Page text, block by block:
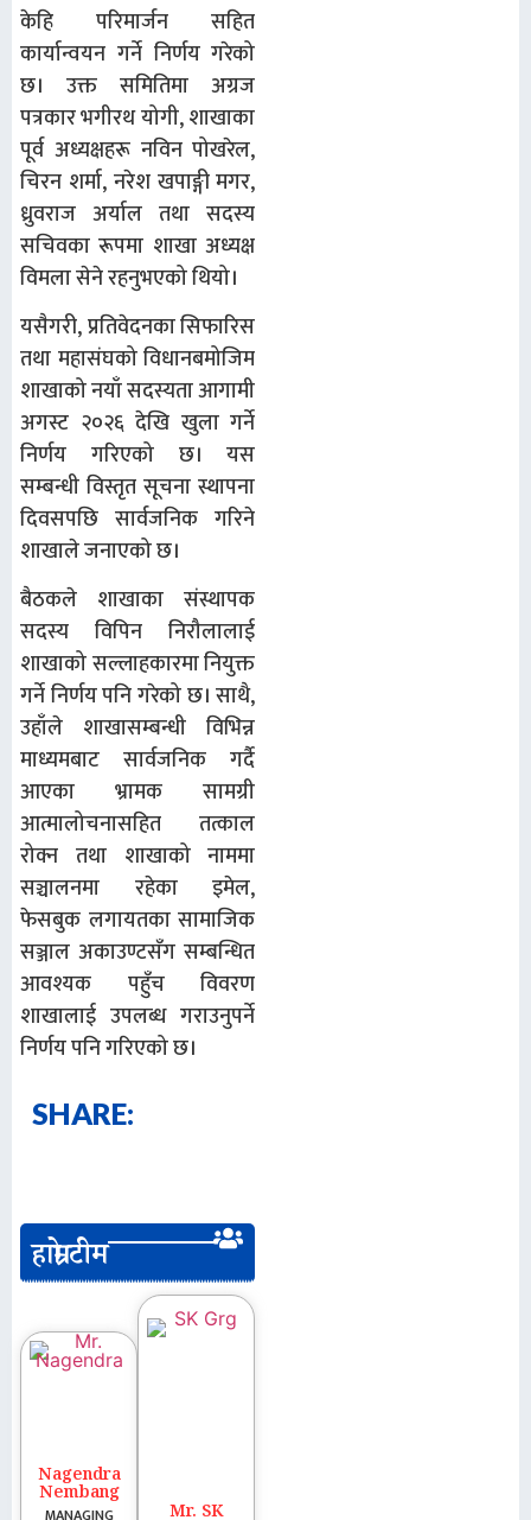
केहि परिमार्जन सहित
कार्यान्वयन गर्ने निर्णय गरेको
छ। उक्त समितिमा अग्रज
पत्रकार भगीरथ योगी, शाखाका
पूर्व अध्यक्षहरू नविन पोखरेल,
चिरन शर्मा, नरेश खपाङ्गी मगर,
ध्रुवराज अर्याल तथा सदस्य
सचिवका रूपमा शाखा अध्यक्ष
विमला सेने रहनुभएको थियो।
यसैगरी, प्रतिवेदनका सिफारिस
तथा महासंघको विधानबमोजिम
शाखाको नयाँ सदस्यता आगामी
अगस्ट २०२६ देखि खुला गर्ने
निर्णय गरिएको छ। यस
सम्बन्धी विस्तृत सूचना स्थापना
दिवसपछि सार्वजनिक गरिने
शाखाले जनाएको छ।
बैठकले शाखाका संस्थापक
सदस्य विपिन निरौलालाई
शाखाको सल्लाहकारमा नियुक्त
गर्ने निर्णय पनि गरेको छ। साथै,
उहाँले शाखासम्बन्धी विभिन्न
माध्यमबाट सार्वजनिक गर्दै
आएका भ्रामक सामग्री
आत्मालोचनासहित तत्काल
रोक्न तथा शाखाको नाममा
सञ्चालनमा रहेका इमेल,
फेसबुक लगायतका सामाजिक
सञ्जाल अकाउण्टसँग सम्बन्धित
आवश्यक पहुँच विवरण
शाखालाई उपलब्ध गराउनुपर्ने
निर्णय पनि गरिएको छ।
SHARE:
हाम्रो टीम
Nagendra
Nembang
MANAGING Mr. SK